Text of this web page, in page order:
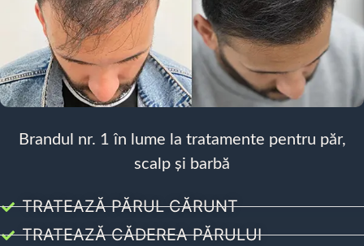
Brandul nr. 1 în lume la tratamente pentru păr,
scalp și barbă
TRATEAZĂ PĂRUL CĂRUNT
TRATEAZĂ CĂDEREA PĂRULUI